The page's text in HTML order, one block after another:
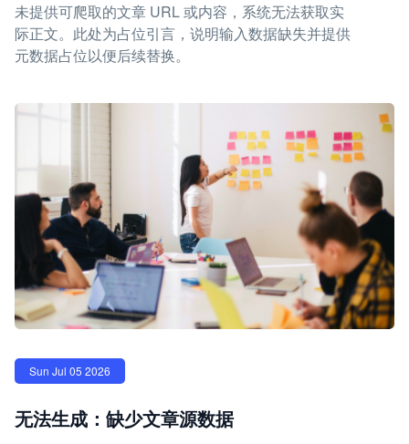
未提供可爬取的文章 URL 或内容，系统无法获取实
际正文。此处为占位引言，说明输入数据缺失并提供
元数据占位以便后续替换。
Sun Jul 05 2026
无法生成：缺少文章源数据